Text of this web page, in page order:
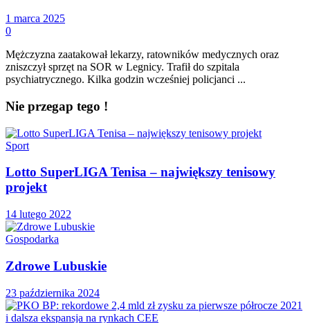
1 marca 2025
0
Mężczyzna zaatakował lekarzy, ratowników medycznych oraz
zniszczył sprzęt na SOR w Legnicy. Trafił do szpitala
psychiatrycznego. Kilka godzin wcześniej policjanci ...
Nie przegap tego !
Sport
Lotto SuperLIGA Tenisa – największy tenisowy
projekt
14 lutego 2022
Gospodarka
Zdrowe Lubuskie
23 października 2024